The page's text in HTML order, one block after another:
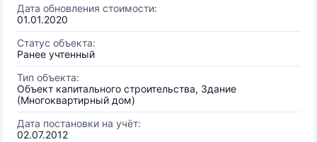
Дата обновления стоимости:
01.01.2020
Статус объекта:
Ранее учтенный
Тип объекта:
Объект капитального строительства, Здание
(Многоквартирный дом)
Дата постановки на учёт:
02.07.2012